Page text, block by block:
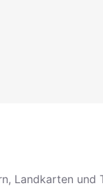
Landkarten und